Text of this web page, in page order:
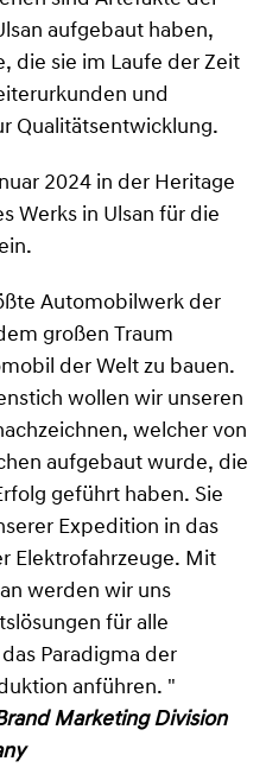
aufgebaut haben,
die sie im Laufe der Zeit
und
Qualitätsentwicklung.
2024 in der Heritage
Werks in Ulsan für die
Automobilwerk der
großen Traum
der Welt zu bauen.
wollen wir unseren
welcher von
aufgebaut wurde, die
geführt haben. Sie
Expedition in das
Elektrofahrzeuge. Mit
werden wir uns
für alle
Paradigma der
anführen. "
Marketing Division